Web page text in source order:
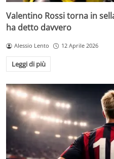
Valentino Rossi torna in
ha detto davvero
Alessio Lento 12 Aprile 2026
Leggi di più